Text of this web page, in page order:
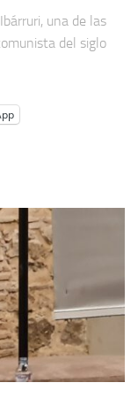
una de las
del siglo